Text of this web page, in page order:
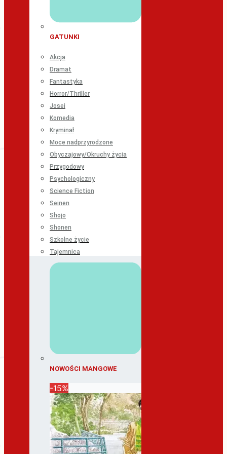
GATUNKI
Akcja
Dramat
Fantastyka
Horror/Thriller
Josei
Komedia
Kryminał
Moce nadprzyrodzone
Obyczajowy/Okruchy życia
Przygodowy
Psychologiczny
Science Fiction
Seinen
Shojo
Shonen
Szkolne życie
Tajemnica
NOWOŚCI MANGOWE
-15%